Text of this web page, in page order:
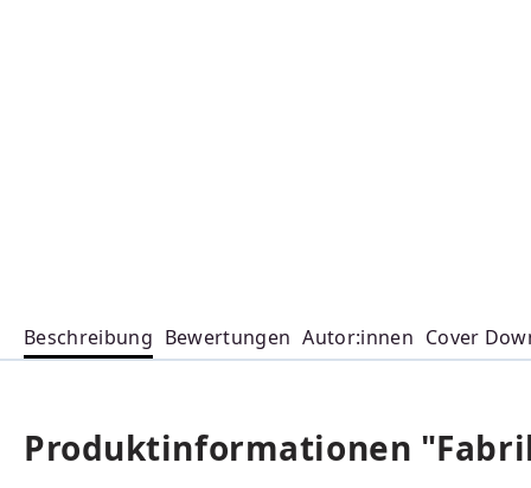
Beschreibung Bewertungen Autor:innen Cover
Produktinformationen